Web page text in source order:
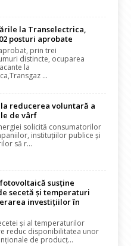
la Transelectrica,
posturi aprobate
prin trei
distincte, ocuparea
la
...
reducerea voluntară a
de vârf
solicită consumatorilor
instituțiilor publice și
să r...
susține
secetă și temperaturi
investițiilor în
și al temperaturilor
reduc disponibilitatea unor
de producț...